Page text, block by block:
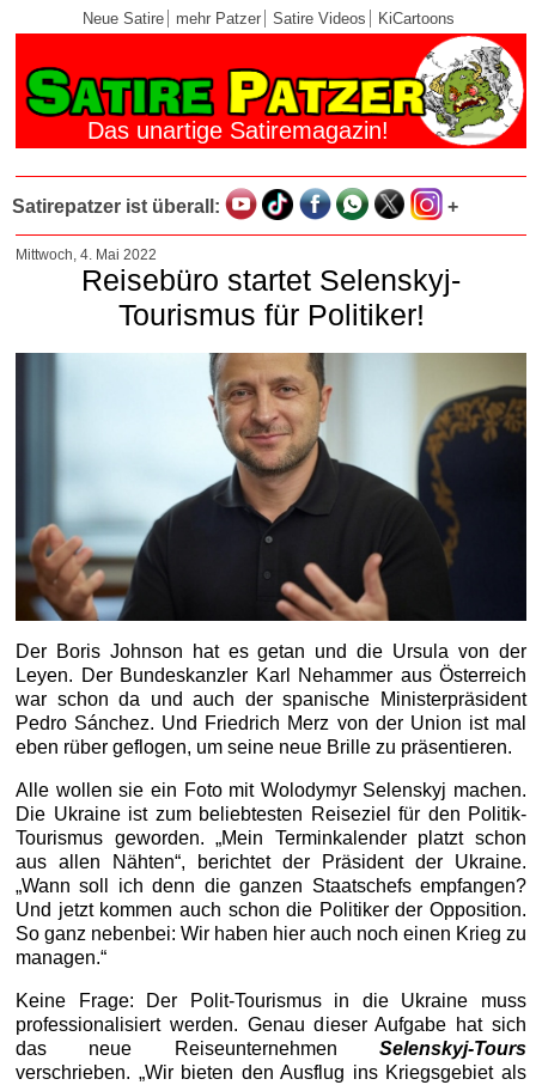
Neue Satire mehr Patzer Satire Videos KiCartoons
Das unartige Satiremagazin!
Satirepatzer ist überall: +
Mittwoch, 4. Mai 2022
Reisebüro startet Selenskyj-
Tourismus für Politiker!
Der Boris Johnson hat es getan und die Ursula von der
Leyen. Der Bundeskanzler Karl Nehammer aus Österreich
war schon da und auch der spanische Ministerpräsident
Pedro Sánchez. Und Friedrich Merz von der Union ist mal
eben rüber geflogen, um seine neue Brille zu präsentieren.
Alle wollen sie ein Foto mit Wolodymyr Selenskyj machen.
Die Ukraine ist zum beliebtesten Reiseziel für den Politik-
Tourismus geworden. „Mein Terminkalender platzt schon
aus allen Nähten“, berichtet der Präsident der Ukraine.
„Wann soll ich denn die ganzen Staatschefs empfangen?
Und jetzt kommen auch schon die Politiker der Opposition.
So ganz nebenbei: Wir haben hier auch noch einen Krieg zu
managen.“
Keine Frage: Der Polit-Tourismus in die Ukraine muss
professionalisiert werden. Genau dieser Aufgabe hat sich
das neue Reiseunternehmen Selenskyj-Tours
verschrieben. „Wir bieten den Ausflug ins Kriegsgebiet als